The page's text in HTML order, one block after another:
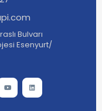
Bulvarı
Esenyurt/